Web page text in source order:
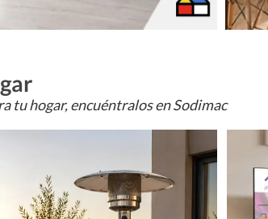
tu hogar, encuéntralos en Sodimac